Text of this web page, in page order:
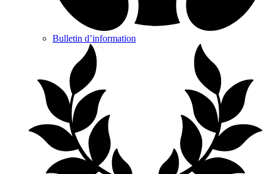
Bulletin d’information